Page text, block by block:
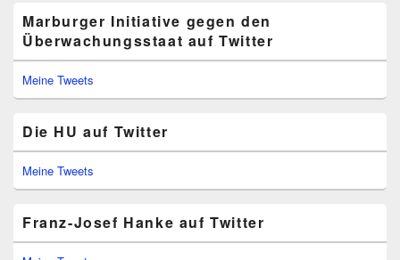
Marburger Initiative gegen den
Überwachungsstaat auf Twitter
Meine Tweets
Die HU auf Twitter
Meine Tweets
Franz-Josef Hanke auf Twitter